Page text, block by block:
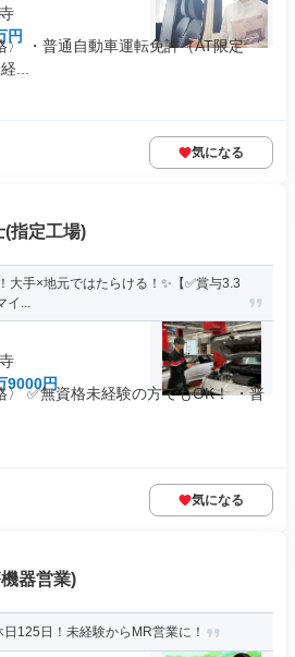
円
〉 ・普通自動車運転免許（AT限定
...
気になる
(指定工場)
大手×地元ではたらける！✨【✅賞与3.3
イ...
9000円
〉 ✅️無資格未経験の方でもOK！ ・普
気になる
器営業)
125日！未経験からMR営業に！